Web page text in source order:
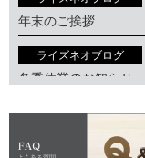
年末のご挨拶
ライズネオブログ
冬季休業のお知らせ
ライズネオブログ